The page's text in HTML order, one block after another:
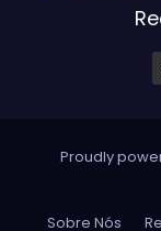
Proudly
Sobre Nós